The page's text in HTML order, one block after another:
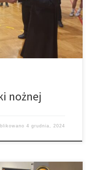
w rozgrywkach na
nożnej
4 grudnia, 2024